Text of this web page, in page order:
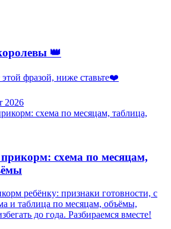
👑
фразой, ниже ставьте❤️
2026
схема по месяцам,
ребёнку: признаки готовности, с
и таблица по месяцам, объёмы,
до года. Разбираемся вместе!